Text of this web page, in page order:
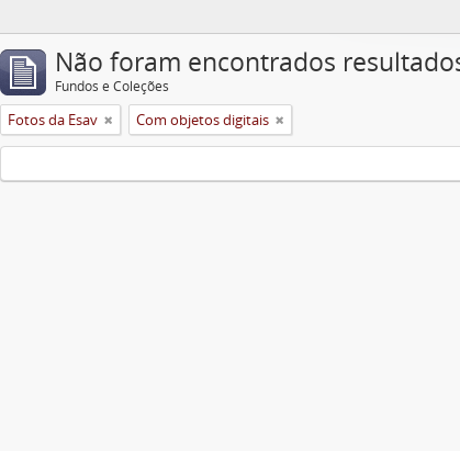
Não foram encontrados
Fundos e Coleções
Fotos da Esav Com objetos digitais